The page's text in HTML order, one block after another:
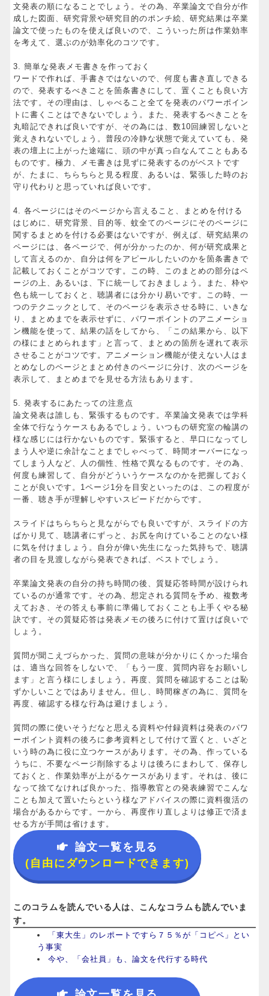
文発表の順になることでしょう。その為、卒業論文で自分が作
成した図面、研究背景や研究目的のポンチ絵、研究結果は卒業
論文で使ったものを使えば良いので、こういった所は作業効率
を考えて、選ぶのが効率化のコツです。
3. 簡単な発表メモ書きを作っておく
ワードで作れば、手書きではないので、何度も書き直しできる
ので、発表するべきことを箇条書きにして、置くことも良い方
法です。その理由は、しゃべること全てを発表のパワーポイン
トに書くことはできないでしょう。また、発表するべきことを
丸暗記できれば良いですが、その為には、数10回練習しないと
覚えきれないでしょう。普段の冷静な状態で覚えていても、発
表の壇上に上がった途端に、頭の中が真っ白なんてこともある
ものです。極力、メモ書きは見ずに発表するのがベストです
が、たまに、ちらちらと見る程度、あるいは、緊張した時のお
守り代わりと思っていれば良いです。
4. 各ページにはそのページから言えること、まとめを付ける
はじめに、研究背景、目的等、蚊全てのページにそのページに
関するまとめを付ける必要はないですが、例えば、研究結果の
ページには、各ページで、何が分かったのか、何が研究成果と
して言えるのか、自分は何をアピールしたいのかを箇条書きで
記載しておくことがコツです。この時、このまとめの部分はペ
ージの上、あるいは、下に統一しておきましょう。また、枠や
色も統一しておくと、聴講者には分かり易いです。この時、一
つのテクニックとして、そのページを表示させる時に、いきな
り、まとめまでを表示せずに、パワーポイントのアニメーショ
ン機能を使って、結果の話をしてから、「この結果から、以下
の様にまとめられます」と言って、まとめの箇所を遅れて表示
させることがコツです。アニメーション機能が使えない人はま
とめなしのページとまとめ付きのページに分け、次のページを
表示して、まとめまでを見せる方法もあります。
5. 発表するにあたっての注意点
論文発表は誰しも、緊張するものです。卒業論文発表では学科
全体で行なうケースもあるでしょう。いつもの研究室の輪講の
様な感じには行かないものです。緊張すると、早口になってし
まう人や逆に余計なことまでしゃべって、時間オーバーになっ
てしまう人など、人の個性、性格で異なるものです。その為、
何度も練習して、自分がどういうケースなのかを把握しておく
ことが良いです。1ページ1分を目安といったのは、この程度が
一番、聴き手が理解しやすいスピードだからです。
スライドはちらちらと見ながらでも良いですが、スライドの方
ばかり見て、聴講者にずっと、お尻を向けていることのない様
に気を付けましょう。自分が偉い先生になった気持ちで、聴講
者の目を見渡しながら発表できれば、ベストでしょう。
卒業論文発表の自分の持ち時間の後、質疑応答時間が設けられ
ているのが通常です。その為、想定される質問を予め、複数考
えておき、その答えも事前に準備しておくことも上手くやる秘
訣です。その質疑応答は発表メモの後ろに付けて置けば良いで
しょう。
質問が聞こえづらかった、質問の意味が分かりにくかった場合
は、適当な回答をしないで、「もう一度、質問内容をお願いし
ます」と言う様にしましょう。再度、質問を確認することは恥
ずかしいことではありません。但し、時間稼ぎの為に、質問を
再度、確認する様な行為は避けましょう。
質問の際に使いそうだなと思える資料や付録資料は発表のパワ
ーポイント資料の後ろに参考資料として付けて置くと、いざと
いう時の為に役に立つケースがあります。その為、作っている
うちに、不要なページ削除するよりは後ろにまわして、保存し
ておくと、作業効率が上がるケースがあります。それは、後に
なって捨てなければ良かった、指導教官との発表練習でこんな
ことも加えて置いたらという様なアドバイスの際に資料復活の
場合があるからです。一から、再度作り直しよりは修正で済ま
せる方が手間は省けます。
論文一覧を見る
(自由にダウンロードできます)
このコラムを読んでいる人は、こんなコラムも読んでいま
す。
「東大生」のレポートですら７５％が「コピペ」とい
う事実
今や、「会社員」も、論文を代行する時代